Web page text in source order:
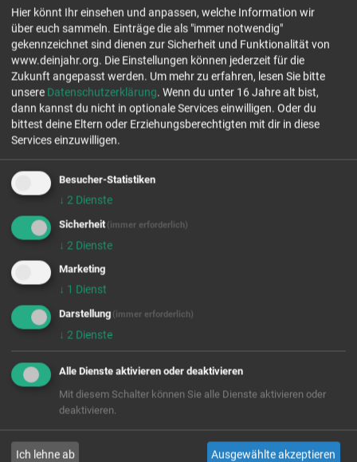
Trägerverein der Georg-Müller-Schulen e.V.
Osningstr. 40
33605 Bielefeld
Tel.: 0521 30438838
www.gms-net.de
Jetzt Kontakt aufnehmen
freie Plätze Jahrgang 26/27
freie Plätze Jahrgang 27/28
Stellenanzahl 4
EINSATZFELDER
Wir rufen für dich von OpenStreetMap.org Kartendaten ab.
Diese werden benutzt um dir die FSJ/BFD Stellen auf der Karte
anzuzeigen. Es handelt sich um einen US-Anbieter, der Cookies
den USA, laut § 10 Abs. 2 Nr. 1 DSG-EKD, ein.
Hier könnt Ihr einsehen und anpassen, welche Information wir
über euch sammeln. Einträge die als "immer notwendig"
gekennzeichnet sind dienen zur Sicherheit und Funktionalität von
www.deinjahr.org. Die Einstellungen können jederzeit für die
Zukunft angepasst werden. Um mehr zu erfahren, lesen Sie bitte
unsere Datenschutzerklärung. Wenn du unter 16 Jahre alt bist,
dann kannst du nicht in optionale Services einwilligen. Oder du
bittest deine Eltern oder Erziehungsberechtigten mit dir in diese
Services einzuwilligen.
Besucher-Statistiken
↓ 2 Dienste
Sicherheit (immer erforderlich)
↓ 2 Dienste
Marketing
↓ 1 Dienst
Darstellung (immer erforderlich)
↓ 2 Dienste
Alle Dienste aktivieren oder deaktivieren
Mit diesem Schalter können Sie alle Dienste aktivieren oder
deaktivieren.
Ich lehne ab Ausgewählte akzeptieren